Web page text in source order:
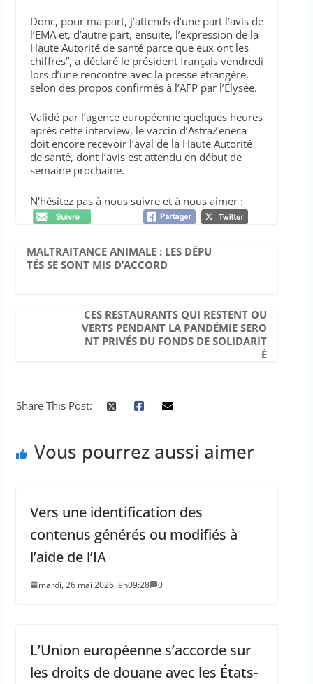
Donc, pour ma part, j’attends d’une part l’avis de
l’EMA et, d’autre part, ensuite, l’expression de la
Haute Autorité de santé parce que eux ont les
chiffres”, a déclaré le président français vendredi
lors d’une rencontre avec la presse étrangère,
selon des propos confirmés à l’AFP par l’Élysée.
Validé par l’agence européenne quelques heures
après cette interview, le vaccin d’AstraZeneca
doit encore recevoir l’aval de la Haute Autorité
de santé, dont l’avis est attendu en début de
semaine prochaine.
N'hésitez pas à nous suivre et à nous aimer :
MALTRAITANCE ANIMALE : LES DÉPU
TÉS SE SONT MIS D’ACCORD
CES RESTAURANTS QUI RESTENT OU
VERTS PENDANT LA PANDÉMIE SERO
NT PRIVÉS DU FONDS DE SOLIDARIT
É
Share This Post:
Vous pourrez aussi aimer
Vers une identification des
contenus générés ou modifiés à
l’aide de l’IA
mardi, 26 mai 2026, 9h09:28 0
L’Union européenne s’accorde sur
les droits de douane avec les États-